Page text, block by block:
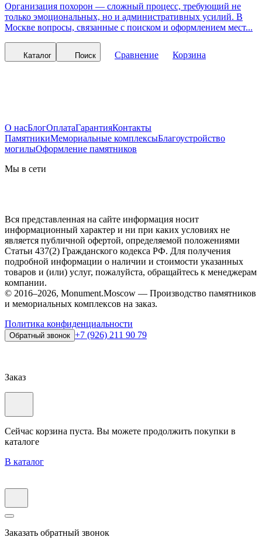
Организация похорон — сложный процесс, требующий не
только эмоциональных, но и административных усилий. В
Москве вопросы, связанные с поиском и оформлением мест...
Каталог Поиск Сравнение Корзина
О насБлогОплатаГарантияКонтакты
ПамятникиМемориальные комплексыБлагоустройство
могилыОформление памятников
Мы в сети
Вся представленная на сайте информация носит
информационный характер и ни при каких условиях не
является публичной офертой, определяемой положениями
Статьи 437(2) Гражданского кодекса РФ. Для получения
подробной информации о наличии и стоимости указанных
товаров и (или) услуг, пожалуйста, обращайтесь к менеджерам
компании.
© 2016–2026, Monument.Moscow — Производство памятников
и мемориальных комплексов на заказ.
Политика конфиденциальности
Обратный звонок +7 (926) 211 90 79
Заказ
Сейчас корзина пуста. Вы можете продолжить покупки в
каталоге
В каталог
Заказать обратный звонок